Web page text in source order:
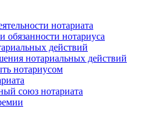
нотариата
обязанности нотариуса
действий
нотариальных действий
нотариусом
союз нотариата